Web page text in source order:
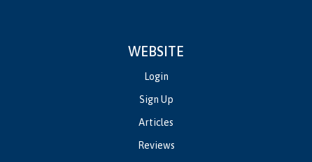
WEBSITE
Login
Sign Up
Articles
Reviews